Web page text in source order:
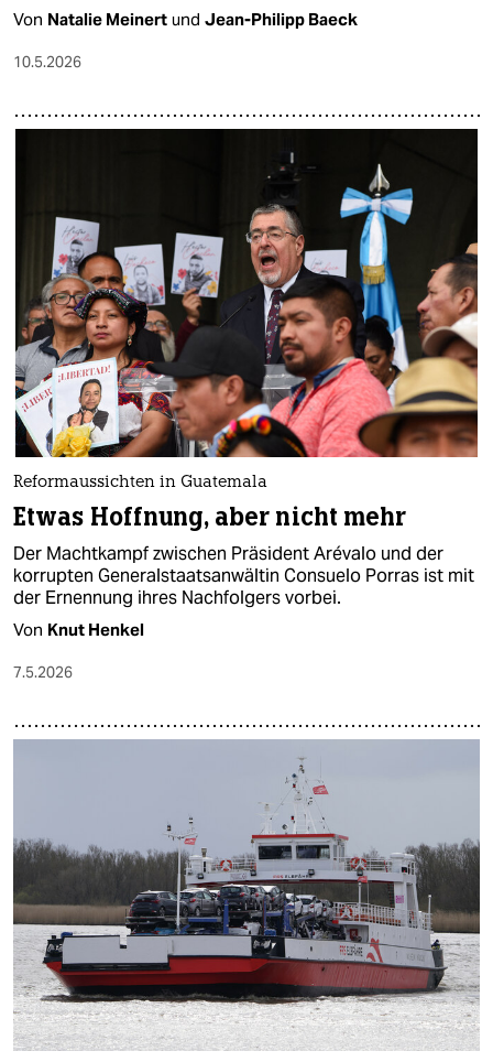
Von Natalie Meinert und Jean-Philipp Baeck
10.5.2026
Reformaussichten in Guatemala
Etwas Hoffnung, aber nicht mehr
Der Machtkampf zwischen Präsident Arévalo und der
korrupten Generalstaatsanwältin Consuelo Porras ist mit
der Ernennung ihres Nachfolgers vorbei.
Von Knut Henkel
7.5.2026